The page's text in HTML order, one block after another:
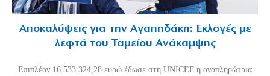
Αποκαλύψεις για την Αγαπηδάκη: Εκλογές με
λεφτά του Ταμείου Ανάκαμψης
Επιπλέον 16.533.324,28 ευρώ έδωσε στη UNICEF η αναπληρώτρια